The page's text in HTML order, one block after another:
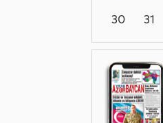
Dünya
30
31